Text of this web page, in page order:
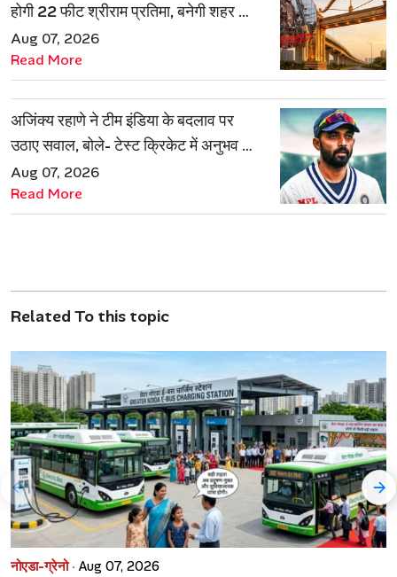
होगी 22 फीट श्रीराम प्रतिमा, बनेगी शहर की
नई पहचान
Aug 07, 2026
Read More
अजिंक्य रहाणे ने टीम इंडिया के बदलाव पर
उठाए सवाल, बोले- टेस्ट क्रिकेट में अनुभव की
जरूरत हमेशा रहेगी
Aug 07, 2026
Read More
Related To this topic
नोएडा-ग्रेनो · Aug 07, 2026